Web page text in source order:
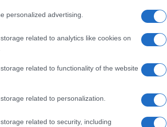
personalized advertising.
related to analytics like cookies on
related to functionality of the website
related to personalization.
related to security, including
tradizionale cinese,
il benessere. Ti sei mai
potenti?
offre una gamma
aspettarti: